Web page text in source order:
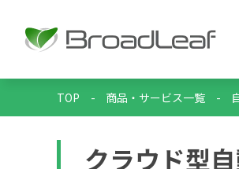
TOP - 商品・サービス一覧 -
クラウド型